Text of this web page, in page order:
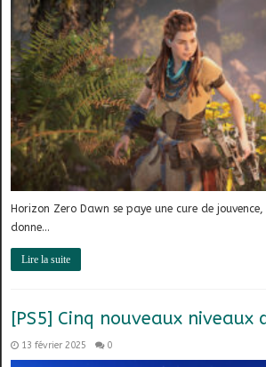
Horizon Zero Dawn se paye une cure de
donne…
Lire la suite
[PS5] Cinq nouveaux niveaux
13 février 2025 0